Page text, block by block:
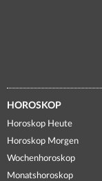
HOROSKOP
Horoskop Heute
Horoskop Morgen
Wochenhoroskop
Monatshoroskop